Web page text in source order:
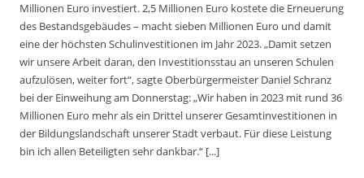
Millionen Euro investiert. 2,5 Millionen Euro kostete die Erneuerung
des Bestandsgebäudes – macht sieben Millionen Euro und damit
eine der höchsten Schulinvestitionen im Jahr 2023. „Damit setzen
wir unsere Arbeit daran, den Investitionsstau an unseren Schulen
aufzulösen, weiter fort“, sagte Oberbürgermeister Daniel Schranz
bei der Einweihung am Donnerstag: „Wir haben in 2023 mit rund 36
Millionen Euro mehr als ein Drittel unserer Gesamtinvestitionen in
der Bildungslandschaft unserer Stadt verbaut. Für diese Leistung
bin ich allen Beteiligten sehr dankbar.“ [...]